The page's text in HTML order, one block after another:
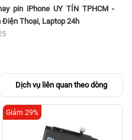
pin iPhone UY TÍN TPHCM -
Điện Thoại, Laptop 24h
Dịch vụ liên quan theo dòng
Giảm 29%